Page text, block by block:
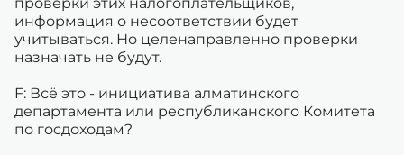
информация о несоответствии будет
учитываться. Но целенаправленно проверки
назначать не будут.
F: Всё это - инициатива алматинского
департамента или республиканского Комитета
по госдоходам?